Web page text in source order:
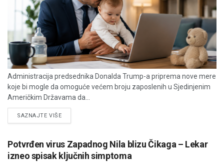
Administracija predsednika Donalda Trump-a priprema nove mere
koje bi mogle da omoguće većem broju zaposlenih u Sjedinjenim
Američkim Državama da...
SAZNAJTE VIŠEDETAILS
Potvrđen virus Zapadnog Nila blizu Čikaga – Lekar
izneo spisak ključnih simptoma